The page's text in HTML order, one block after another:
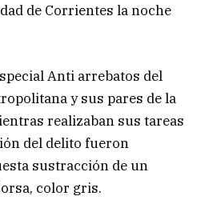
de Corrientes la noche
Anti arrebatos del
y sus pares de la
realizaban sus tareas
del delito fueron
sustracción de un
color gris.